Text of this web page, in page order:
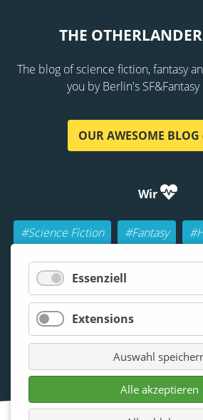
THE
The blog of science fiction, fantasy
you by Berlin's
OUR AWESOME BLOG
Wir
#Science Fiction #Fantasy
#Autoren
#Buch-Geeks
Essenziell
Extensions
Auswahl
Alle akzeptieren